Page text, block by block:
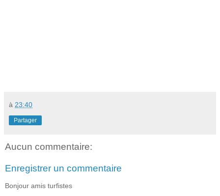
à 23:40
Partager
Aucun commentaire:
Enregistrer un commentaire
Bonjour amis turfistes